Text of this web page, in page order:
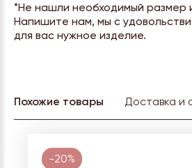
*Не нашли необходимый размер
Напишите нам, мы с
для вас нужное изделие.
Похожие товары Доставка и
-20%